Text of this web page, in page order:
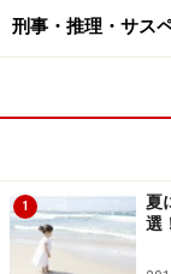
刑事・推理・サス
1
夏
選